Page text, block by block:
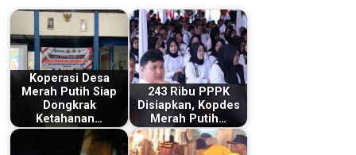
Koperasi Desa
Merah Putih Siap
Dongkrak
Ketahanan…
243 Ribu PPPK
Disiapkan, Kopdes
Merah Putih…